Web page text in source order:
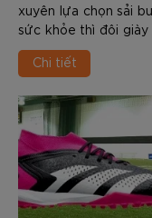
xuyên lựa chọn sải
sức khỏe thì đôi giày
giúp cải thiện thành
thương dai dẳng.
để chọn được sản
Chi tiết